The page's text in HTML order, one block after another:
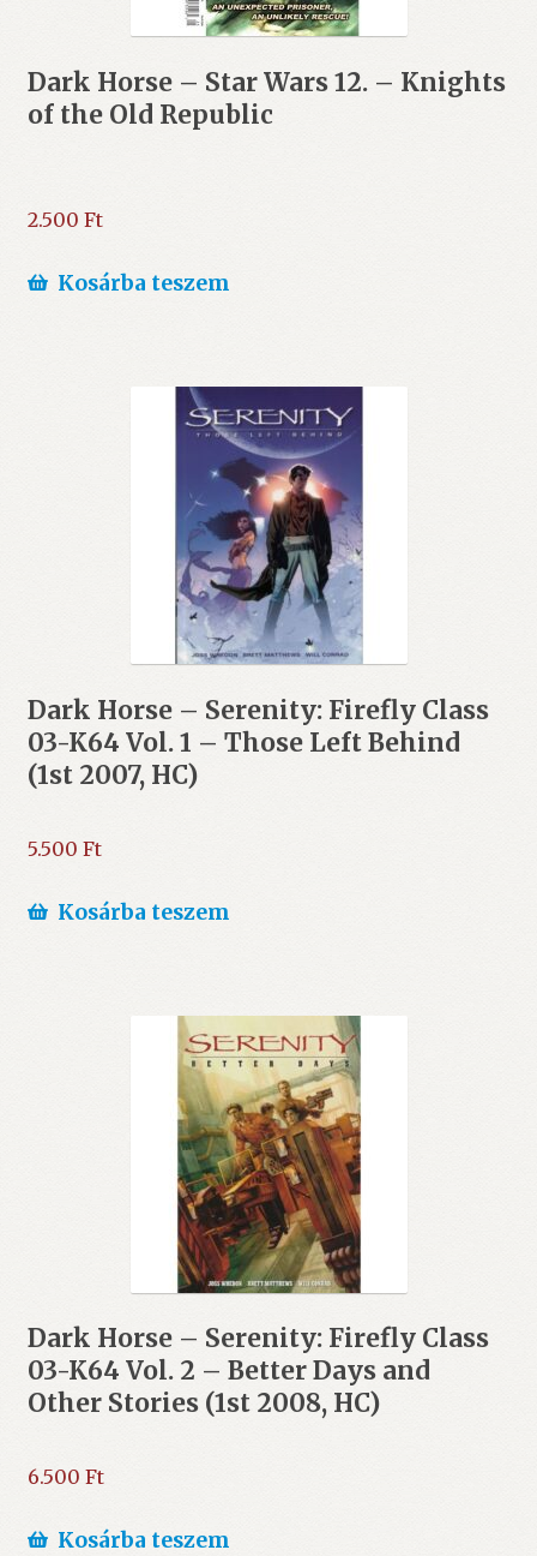
Dark Horse – Star Wars 12. – Knights
of the Old Republic
2.500 Ft
Kosárba teszem
Dark Horse – Serenity: Firefly Class
03-K64 Vol. 1 – Those Left Behind
(1st 2007, HC)
5.500 Ft
Kosárba teszem
Dark Horse – Serenity: Firefly Class
03-K64 Vol. 2 – Better Days and
Other Stories (1st 2008, HC)
6.500 Ft
Kosárba teszem